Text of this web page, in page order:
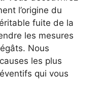
l’origine du
fuite de la
les mesures
Nous
les plus
qui vous